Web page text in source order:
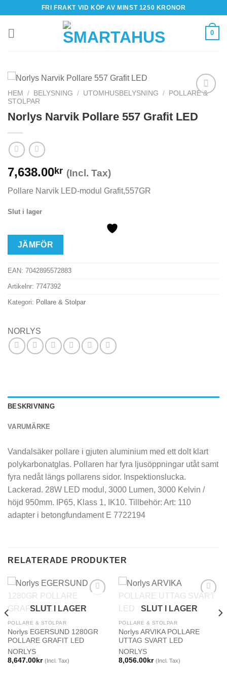
content
FRI FRAKT VID KÖP AV MINST 1250 KRONOR
0
HEM / BELYSNING / UTOMHUSBELYSNING /
POLLARE &
STOLPAR
Norlys Narvik Pollare 557 Grafit LED
7,638.00kr (Incl. Tax)
Pollare Narvik LED-modul Grafit,557GR
Slut i lager
JÄMFÖR
EAN: 7042895572883
Artikelnr: 7747392
Kategori: Pollare & Stolpar
NORLYS
BESKRIVNING
VARUMÄRKE
Vandalsäker pollare i gjuten aluminium med ett dolt klart
polykarbonatglas. Pollaren har fyra ljusöppningar utåt samt
fyra nedåt längs pollarens sidor. Inspektionslucka.
Lackerad. 28W LED modul, 3000 Lumen, 3000 Kelvin /
höjd 950mm. IP65, Klass 1, IK10. Tillbehör: Art: 110
adapter i betongfundament E 7722194
RELATERADE PRODUKTER
SLUT I LAGER
POLLARE & STOLPAR
Norlys EGERSUND 1280GR
POLLARE GRAFIT LED
NORLYS
8,647.00kr (Incl. Tax)
SLUT I LAGER
POLLARE & STOLPAR
Norlys ARVIKA POLLARE
UTTAG SVART LED
NORLYS
8,056.00kr (Incl. Tax)